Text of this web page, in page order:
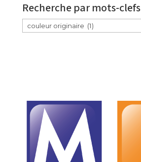
Recherche par mots-clefs
Étiquettes